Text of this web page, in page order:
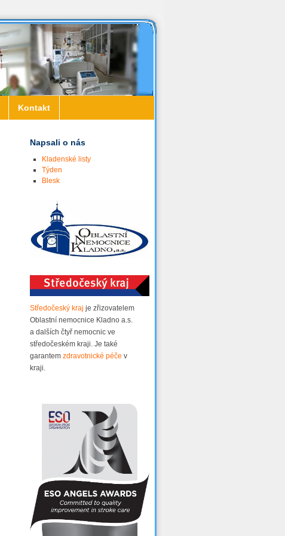
Kontakt
Napsali o nás
Kladenské listy
Týden
Blesk
Středočeský kraj je zřizovatelem
Oblastní nemocnice Kladno a.s.
a dalších čtyř nemocnic ve
středočeském kraji. Je také
garantem zdravotnické péče v
kraji.